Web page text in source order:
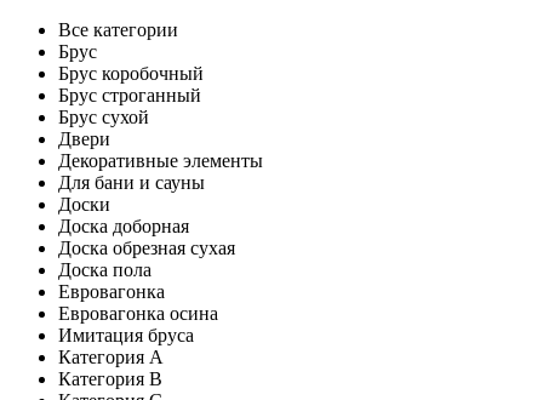
Все категории
Брус
Брус коробочный
Брус строганный
Брус сухой
Двери
Декоративные элементы
Для бани и сауны
Доски
Доска доборная
Доска обрезная сухая
Доска пола
Евровагонка
Евровагонка осина
Имитация бруса
Категория A
Категория B